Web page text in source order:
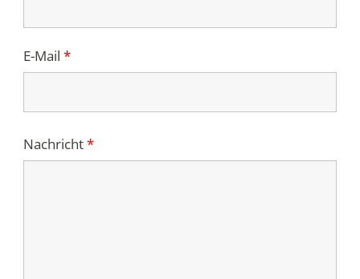
E-Mail *
Nachricht*